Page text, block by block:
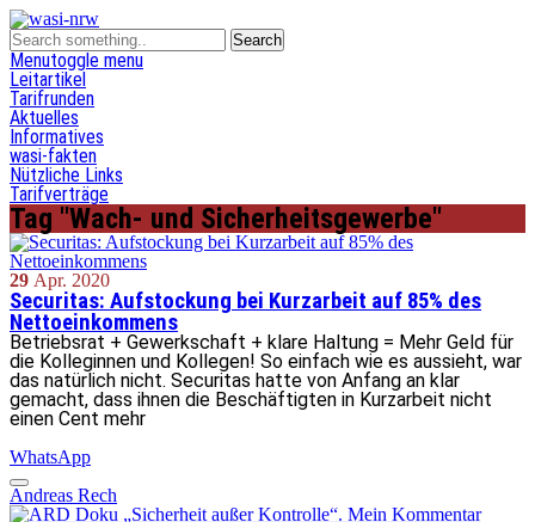
Menutoggle menu
Leitartikel
Tarifrunden
Aktuelles
Informatives
wasi-fakten
Nützliche Links
Tarifverträge
Tag "Wach- und Sicherheitsgewerbe"
29 Apr. 2020
Securitas: Aufstockung bei Kurzarbeit auf 85% des
Nettoeinkommens
Betriebsrat + Gewerkschaft + klare Haltung = Mehr Geld für
die Kolleginnen und Kollegen! So einfach wie es aussieht, war
das natürlich nicht. Securitas hatte von Anfang an klar
gemacht, dass ihnen die Beschäftigten in Kurzarbeit nicht
einen Cent mehr
WhatsApp
Andreas Rech